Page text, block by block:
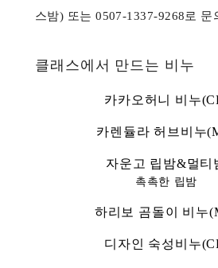
스밤) 또는 0507-1337-9268로 문
클래스에서 만드는 비누
카카오허니 비누
카렌듈라 허브비누
자운고 립밤&멀티
촉촉한 립밤
하리보 곰돌이 비누
디자인 숙성비누